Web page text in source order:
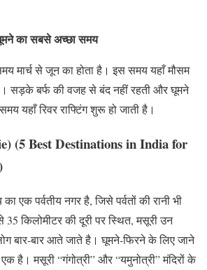
का सबसे अच्छा समय
मार्च से जून का होता है। इस समय यहाँ मौसम
सड़के बर्फ की वजह से बंद नहीं रहती और घूमने
यहाँ रिवर राफ्टिंग शुरू हो जाती है।
(5 Best Destinations in India for
एक पर्वतीय नगर है, जिसे पर्वतों की रानी भी
35 किलोमीटर की दूरी पर स्थित, मसूरी उन
बार-बार आते जाते है। घूमने-फिरने के लिए जाने
है। मसूरी “गंगोत्री” और “यमुनोत्री” मंदिरों के